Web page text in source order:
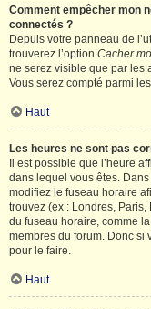
Comment empêcher mon
connectés ?
Depuis votre panneau de
trouverez l’option Cacher
ne serez visible que par les
Vous serez compté parmi
Haut
Les heures ne sont pas
Il est possible que l’heure
dans lequel vous êtes.
modifiez le fuseau horaire
trouvez (ex : Londres, Paris,
du fuseau horaire, comme
membres du forum. Donc si
pour le faire.
Haut